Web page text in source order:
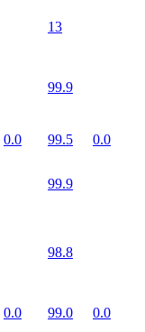
13
99.9
0.0 99.5
0.0
99.9
98.8
0.0 99.0
0.0